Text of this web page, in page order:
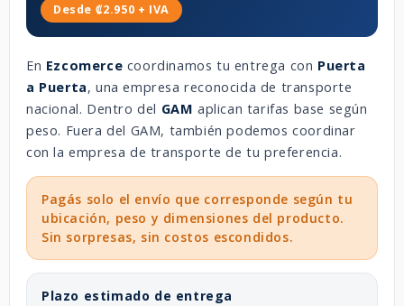
Desde ₡2.950 + IVA
En Ezcomerce coordinamos tu entrega con Puerta
a Puerta, una empresa reconocida de transporte
nacional. Dentro del GAM aplican tarifas base según
peso. Fuera del GAM, también podemos coordinar
con la empresa de transporte de tu preferencia.
Pagás solo el envío que corresponde según tu
ubicación, peso y dimensiones del producto.
Sin sorpresas, sin costos escondidos.
Plazo estimado de entrega